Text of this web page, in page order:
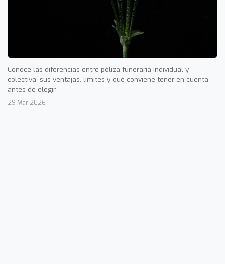
Conoce las diferencias entre póliza funeraria individual y
colectiva, sus ventajas, límites y qué conviene tener en cuenta
antes de elegir.
29 Mar 2026